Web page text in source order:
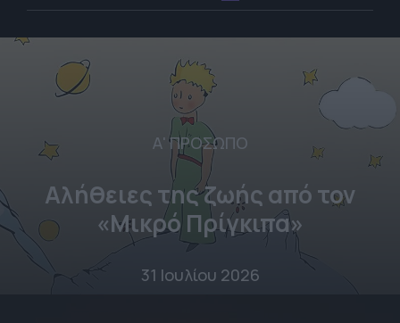
Α' ΠΡΟΣΩΠΟ
Αλήθειες της ζωής από τον
«Μικρό Πρίγκιπα»
31 Ιουλίου 2026